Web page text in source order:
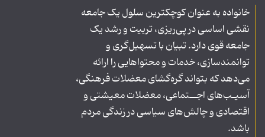
خانواده به عنوان کوچکترین سلول یک جامعه
نقشی اساسی در پی‌ریزی، تربیت و رشد یک
جامعه قوی دارد. تبیان با تسهیل‌گری و
توانمندسازی، خدمات و محتواهایی را ارائه
می‌دهد که بتواند گره‌گشای معضلات فرهنگی،
آسیـب‌های اجــتماعی، معضلات معیشتی و
اقتصادی و چالش‌های سیاسی در زندگی مردم
باشد.